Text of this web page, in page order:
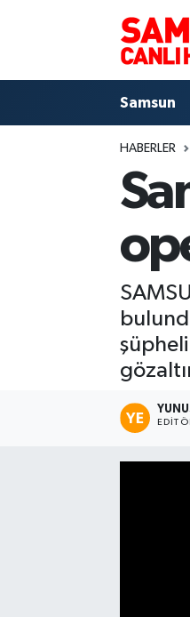
Samsun
HABERLER
Samsunspor
Manşet Haberi
Samsun Nöbetçi
Samsun Hava
Samsun Trafik
Süper Lig Puan
Tüm Manşetler
Son Dakika
Haber Arşivi